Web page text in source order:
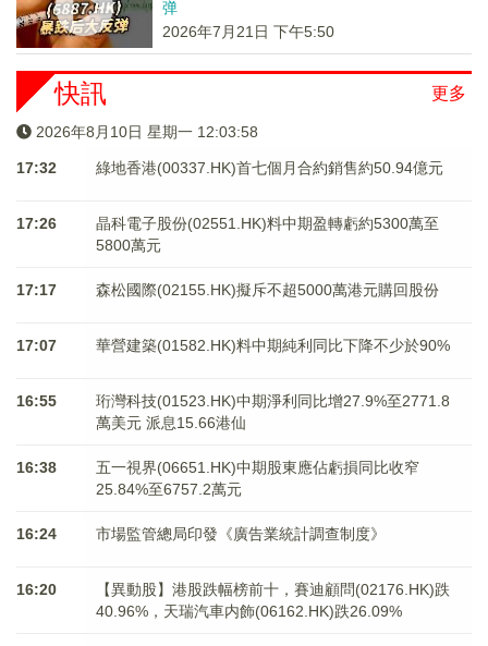
弹
2026年7月21日 下午5:50
更多
快訊
2026年8月10日 星期一 12:03:58
17:32 綠地香港(00337.HK)首七個月合約銷售約50.94億元
17:26
晶科電子股份(02551.HK)料中期盈轉虧約5300萬至
5800萬元
17:17 森松國際(02155.HK)擬斥不超5000萬港元購回股份
17:07 華營建築(01582.HK)料中期純利同比下降不少於90%
16:55
珩灣科技(01523.HK)中期淨利同比增27.9%至2771.8
萬美元 派息15.66港仙
16:38
五一視界(06651.HK)中期股東應佔虧損同比收窄
25.84%至6757.2萬元
16:24 市場監管總局印發《廣告業統計調查制度》
16:20
【異動股】港股跌幅榜前十，賽迪顧問(02176.HK)跌
40.96%，天瑞汽車内飾(06162.HK)跌26.09%